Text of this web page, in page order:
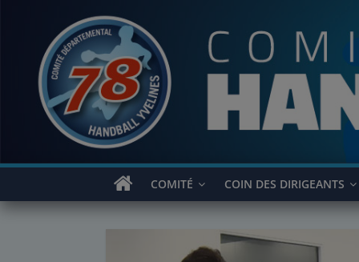
contenu
COMITÉ COIN DES DIRIGEANTS